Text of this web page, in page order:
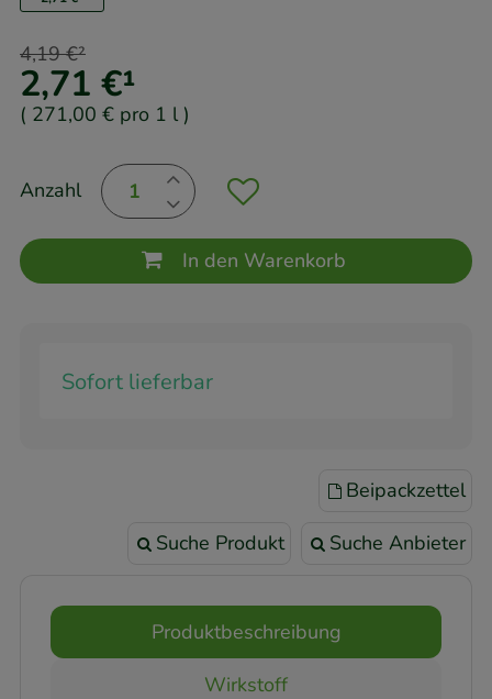
2,71 €¹
4,19 €²
( 271,00 € pro 1 l )
Anzahl
In den Warenkorb
Sofort lieferbar
Beipackzettel
Suche Produkt Suche Anbieter
Produktbeschreibung
Wirkstoff